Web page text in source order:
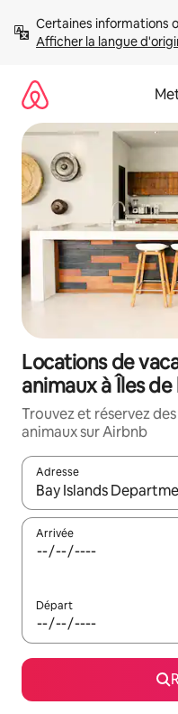
directement
Afficher la langue
Locations de
animaux à Îles de
Trouvez et réservez
animaux sur Airbnb
Adresse
Lorsque les résultats
Arrivée
Départ